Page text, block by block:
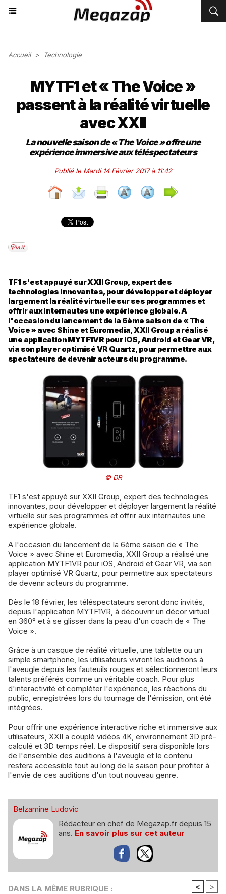
Accueil > Technologie
MYTF1 et « The Voice »
passent à la réalité virtuelle
avec XXII
La nouvelle saison de « The Voice » offre une
expérience immersive aux téléspectateurs
Publié le Mardi 14 Février 2017 à 11:42
TF1 s'est appuyé sur XXII Group, expert des
technologies innovantes, pour développer et déployer
largement la réalité virtuelle sur ses programmes et
offrir aux internautes une expérience globale. A
l'occasion du lancement de la 6ème saison de « The
Voice » avec Shine et Euromedia, XXII Group a réalisé
une application MYTF1VR pour iOS, Android et Gear VR,
via son player optimisé VR Quartz, pour permettre aux
spectateurs de devenir acteurs du programme.
© DR
TF1 s'est appuyé sur XXII Group, expert des technologies
innovantes, pour développer et déployer largement la réalité
virtuelle sur ses programmes et offrir aux internautes une
expérience globale.
A l'occasion du lancement de la 6ème saison de « The
Voice » avec Shine et Euromedia, XXII Group a réalisé une
application MYTF1VR pour iOS, Android et Gear VR, via son
player optimisé VR Quartz, pour permettre aux spectateurs
de devenir acteurs du programme.
Dès le 18 février, les téléspectateurs seront donc invités,
depuis l'application MYTF1VR, à découvrir un décor virtuel
en 360° et à se glisser dans la peau d'un coach de « The
Voice ».
Grâce à un casque de réalité virtuelle, une tablette ou un
simple smartphone, les utilisateurs vivront les auditions à
l'aveugle depuis les fauteuils rouges et sélectionneront leurs
talents préférés comme un véritable coach. Pour plus
d'interactivité et compléter l'expérience, les réactions du
public, enregistrées lors du tournage de l'émission, ont été
intégrées.
Pour offrir une expérience interactive riche et immersive aux
utilisateurs, XXII a couplé vidéos 4K, environnement 3D pré-
calculé et 3D temps réel. Le dispositif sera disponible lors
de l'ensemble des auditions à l'aveugle et le contenu
restera accessible tout au long de la saison pour profiter à
l'envie de ces auditions d'un tout nouveau genre.
Belzamine Ludovic
Rédacteur en chef de Megazap.fr depuis 15
ans. En savoir plus sur cet auteur
DANS LA MÊME RUBRIQUE : < >